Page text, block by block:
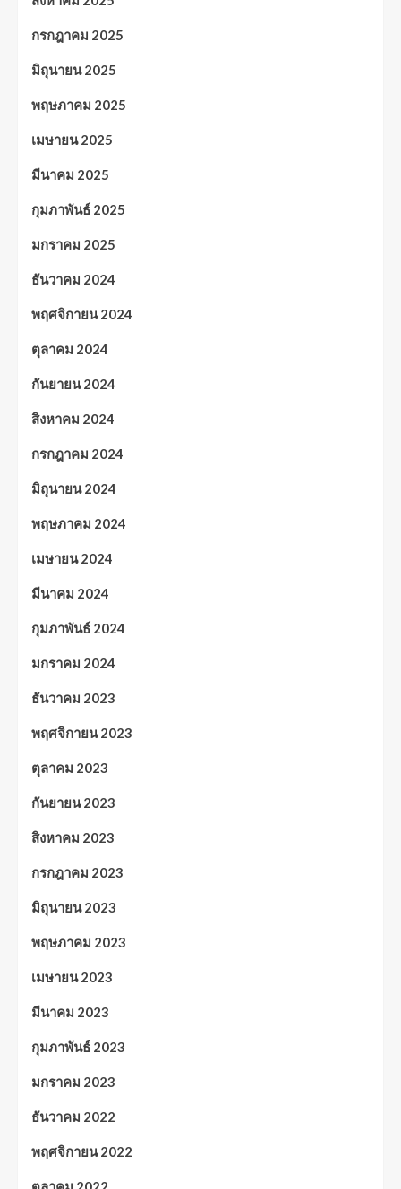
กรกฎาคม 2025
มิถุนายน 2025
พฤษภาคม 2025
เมษายน 2025
มีนาคม 2025
กุมภาพันธ์ 2025
มกราคม 2025
ธันวาคม 2024
พฤศจิกายน 2024
ตุลาคม 2024
กันยายน 2024
สิงหาคม 2024
กรกฎาคม 2024
มิถุนายน 2024
พฤษภาคม 2024
เมษายน 2024
มีนาคม 2024
กุมภาพันธ์ 2024
มกราคม 2024
ธันวาคม 2023
พฤศจิกายน 2023
ตุลาคม 2023
กันยายน 2023
สิงหาคม 2023
กรกฎาคม 2023
มิถุนายน 2023
พฤษภาคม 2023
เมษายน 2023
มีนาคม 2023
กุมภาพันธ์ 2023
มกราคม 2023
ธันวาคม 2022
พฤศจิกายน 2022